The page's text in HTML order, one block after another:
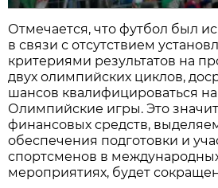
Отмечается, что футбол был
в связи с отсутствием
критериями результатов на
двух олимпийских циклов,
шансов квалифицироваться на
Олимпийские игры. Это
финансовых средств,
обеспечения подготовки и
спортсменов в
мероприятиях, будет